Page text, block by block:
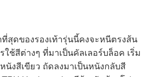
สุดของรองเท้ารุ่นนี้คงจะหนีตรงส้น
ใช้สีต่างๆ ที่มาเป็นคัลเลอร์บล็อค เริ่ม
นังสีเขียว ถัดลงมาเป็นหนังกลับสี